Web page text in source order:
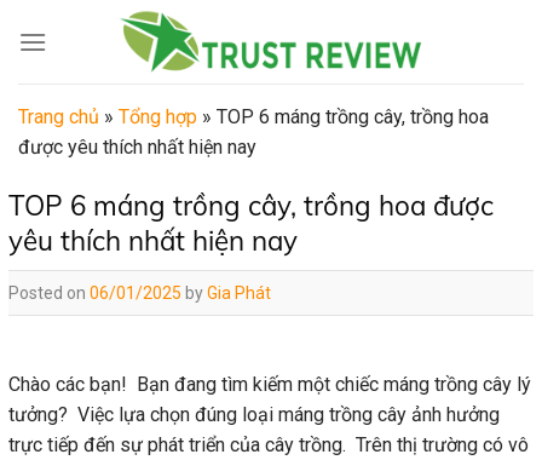
Trang chủ » Tổng hợp » TOP 6 máng trồng cây, trồng hoa
được yêu thích nhất hiện nay
TOP 6 máng trồng cây, trồng hoa được
yêu thích nhất hiện nay
Posted on 06/01/2025 byGia Phát
Chào các bạn! Bạn đang tìm kiếm một chiếc máng trồng cây lý
tưởng? Việc lựa chọn đúng loại máng trồng cây ảnh hưởng
trực tiếp đến sự phát triển của cây trồng. Trên thị trường có vô